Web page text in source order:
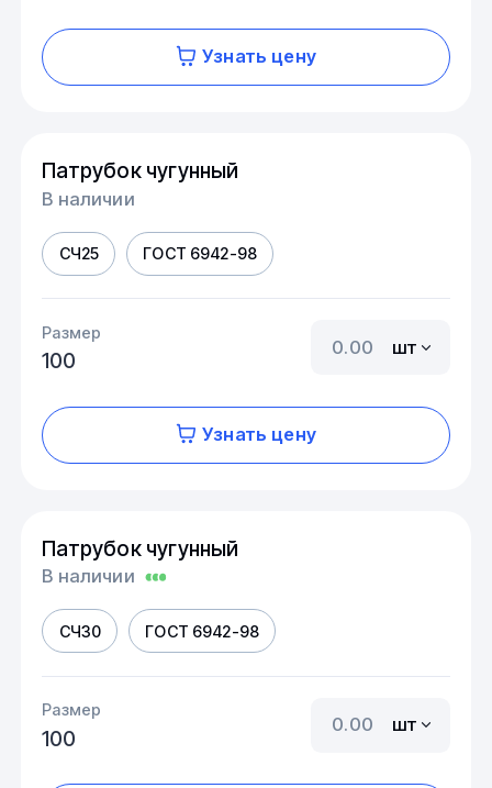
Узнать цену
Патрубок чугунный
В наличии
СЧ25 ГОСТ 6942-98
Размер
100
шт
Узнать цену
Патрубок чугунный
В наличии
СЧ30 ГОСТ 6942-98
Размер
100
шт